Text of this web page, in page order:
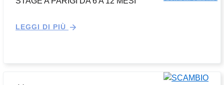
LEGGI DI PIÙ